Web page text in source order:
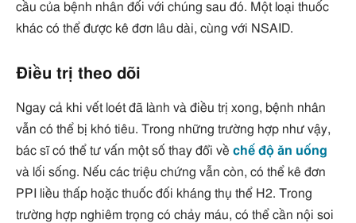
cầu của bệnh nhân đối với chúng sau đó. Một loại thuốc
khác có thể được kê đơn lâu dài, cùng với NSAID.
Điều trị theo dõi
Ngay cả khi vết loét đã lành và điều trị xong, bệnh nhân
vẫn có thể bị khó tiêu. Trong những trường hợp như vậy,
bác sĩ có thể tư vấn một số thay đổi về chế độ ăn uống
và lối sống. Nếu các triệu chứng vẫn còn, có thể kê đơn
PPI liều thấp hoặc thuốc đối kháng thụ thể H2. Trong
trường hợp nghiêm trọng có chảy máu, có thể cần nội soi